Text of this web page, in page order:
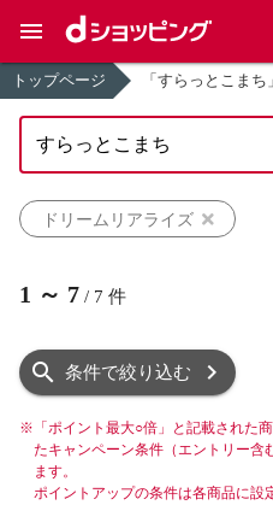
トップページ 「すらっとこま
ドリームリアライズ
1 ～ 7 / 7 件
条件で絞り込む
※ 「ポイント最大○倍」と記載された
たキャンペーン条件（エントリー含
ます。
ポイントアップの条件は各商品に設